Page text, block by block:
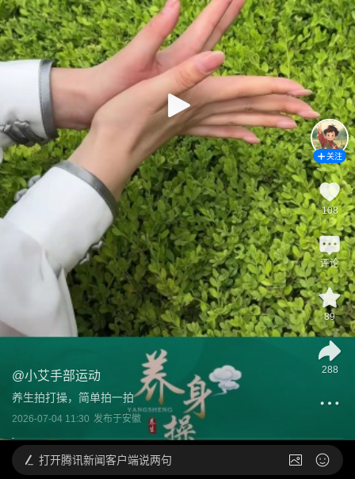
@小艾手部运动
养生拍打操，简单拍一拍
2026-07-04 11:30 发布于安徽
关注
108
评论
89
288
打开腾讯新闻客户端说两句